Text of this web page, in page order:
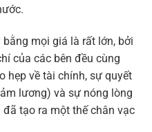
mọi giá là rất lớn, bởi
của các bên đều cùng
hẹp về tài chính, sự quyết
lương) và sự nóng lòng
tạo ra một thế chân vạc